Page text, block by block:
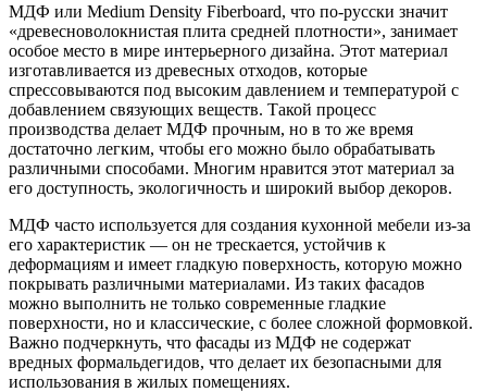
МДФ или Medium Density Fiberboard, что по-русски значит
«древесноволокнистая плита средней плотности», занимает
особое место в мире интерьерного дизайна. Этот материал
изготавливается из древесных отходов, которые
спрессовываются под высоким давлением и температурой с
добавлением связующих веществ. Такой процесс
производства делает МДФ прочным, но в то же время
достаточно легким, чтобы его можно было обрабатывать
различными способами. Многим нравится этот материал за
его доступность, экологичность и широкий выбор декоров.
МДФ часто используется для создания кухонной мебели из-за
его характеристик — он не трескается, устойчив к
деформациям и имеет гладкую поверхность, которую можно
покрывать различными материалами. Из таких фасадов
можно выполнить не только современные гладкие
поверхности, но и классические, с более сложной формовкой.
Важно подчеркнуть, что фасады из МДФ не содержат
вредных формальдегидов, что делает их безопасными для
использования в жилых помещениях.